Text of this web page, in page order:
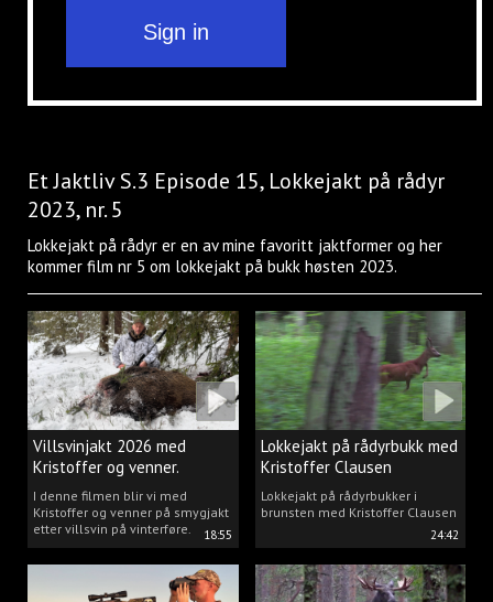
Et Jaktliv S.3 Episode 15, Lokkejakt på rådyr
2023, nr. 5
Lokkejakt på rådyr er en av mine favoritt jaktformer og her
kommer film nr 5 om lokkejakt på bukk høsten 2023.
18:55
Villsvinjakt 2026 med
Kristoffer og venner.
I denne filmen blir vi med
Kristoffer og venner på smygjakt
etter villsvin på vinterføre.
24:42
Lokkejakt på rådyrbukk med
Kristoffer Clausen
Lokkejakt på rådyrbukker i
brunsten med Kristoffer Clausen